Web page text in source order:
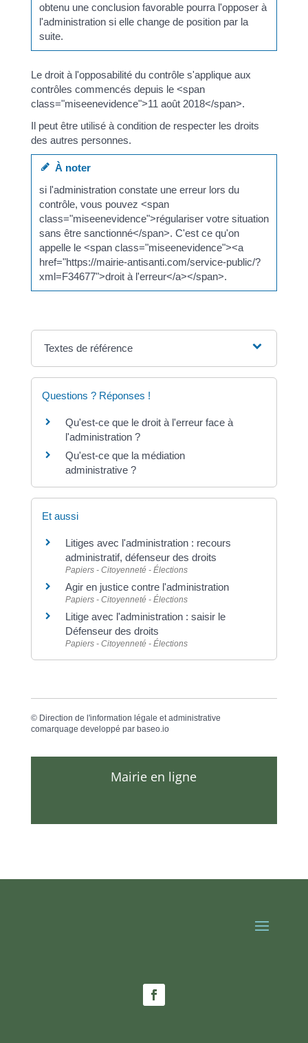
obtenu une conclusion favorable pourra l'opposer à
l'administration si elle change de position par la
suite.
Le droit à l'opposabilité du contrôle s'applique aux
contrôles commencés depuis le <span
class="miseenevidence">11 août 2018</span>.
Il peut être utilisé à condition de respecter les droits
des autres personnes.
À noter
si l'administration constate une erreur lors du
contrôle, vous pouvez <span
class="miseenevidence">régulariser votre situation
sans être sanctionné</span>. C'est ce qu'on
appelle le <span class="miseenevidence"><a
href="https://mairie-antisanti.com/service-public/?
xml=F34677">droit à l'erreur</a></span>.
Textes de référence
Questions ? Réponses !
Qu'est-ce que le droit à l'erreur face à
l'administration ?
Qu'est-ce que la médiation
administrative ?
Et aussi
Litiges avec l'administration : recours
administratif, défenseur des droits
Papiers - Citoyenneté - Élections
Agir en justice contre l'administration
Papiers - Citoyenneté - Élections
Litige avec l'administration : saisir le
Défenseur des droits
Papiers - Citoyenneté - Élections
© Direction de l'information légale et administrative
comarquage developpé par baseo.io
Mairie en ligne